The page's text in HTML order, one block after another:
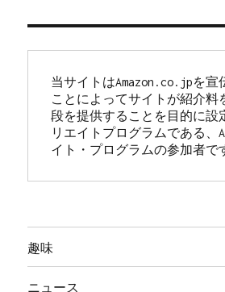
当サイトはAmazon.co.jpを宣
ことによってサイトが紹介料
段を提供することを目的に設
リエイトプログラムである、
イト・プログラムの参加者で
趣味
ニュース